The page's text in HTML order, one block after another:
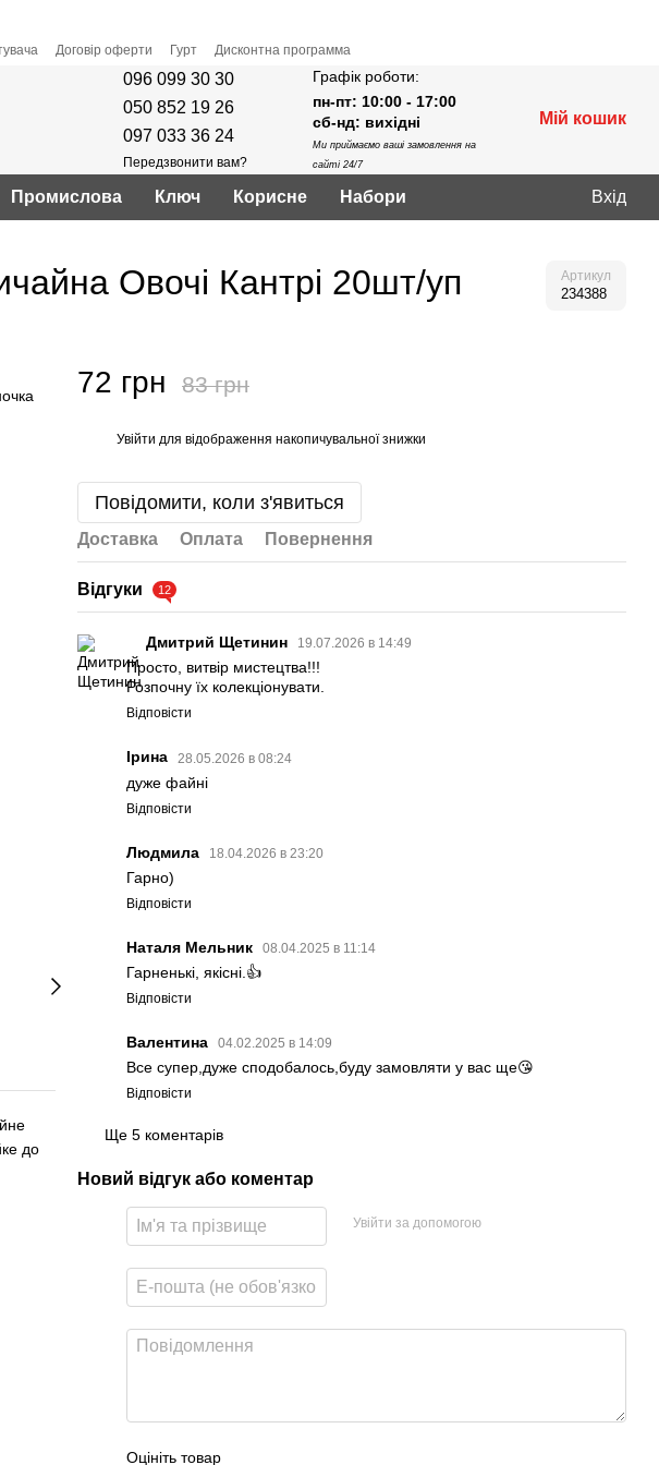
Договір оферти Гурт Дисконтна программа
096 099 30 30
050 852 19 26
097 033 36 24
Передзвонити вам?
Графік роботи:
пн-пт: 10:00 - 17:00
сб-нд: вихідні
Ми приймаємо ваші замовлення на
сайті 24/7
Мій кошик
Промислова Ключ Корисне Нaбори Вхід
Овочі Кантрі 20шт/уп Артикул
234388
до
72 грн 83 грн
Увійти для відображення накопичувальної знижки
Повідомити, коли з'явиться
Доставка Оплата Повернення
Відгуки 12
Дмитрий Щетинин 19.07.2026 в 14:49
Просто, витвір мистецтва!!!
Розпочну їх колекціонувати.
Відповісти
Ірина 28.05.2026 в 08:24
дуже файні
Відповісти
Людмила 18.04.2026 в 23:20
Гарно)
Відповісти
Наталя Мельник 08.04.2025 в 11:14
Гарненькі, якісні.👍
Відповісти
Валентина 04.02.2025 в 14:09
Все супер,дуже сподобалось,буду замовляти у вас ще😘
Відповісти
Ще 5 коментарів
Новий відгук або коментар
Увійти за допомогою
Оцініть товар